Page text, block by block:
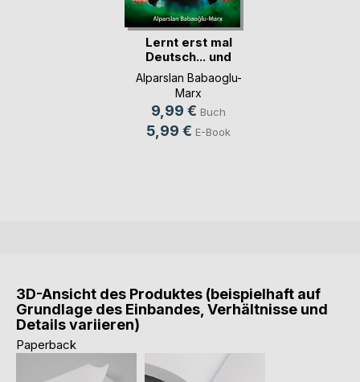
Lernt erst mal
Deutsch... und
dann(...)
Alparslan Babaoglu-
Marx
9,99 € Buch
5,99 € E-Book
3D-Ansicht des Produktes (beispielhaft auf
Grundlage des Einbandes, Verhältnisse und
Details variieren)
Paperback